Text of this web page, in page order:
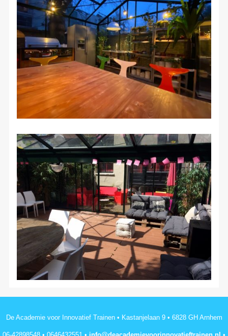
De Academie voor Innovatief Trainen • Kastanjelaan 9 • 6828 GH Arnhem